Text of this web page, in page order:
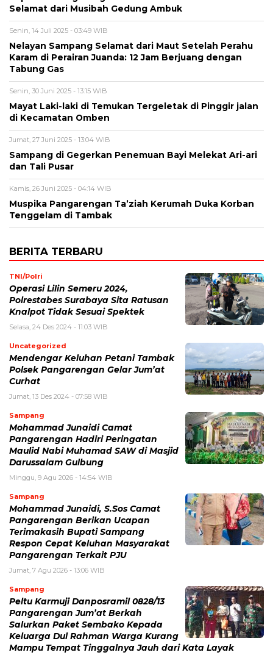
Selamat dari Musibah Gedung Ambuk
Senin, 14 Juli 2025 - 03:49 WIB
Nelayan Sampang Selamat dari Maut Setelah Perahu
Karam di Perairan Juanda: 12 Jam Berjuang dengan
Tabung Gas
Senin, 30 Juni 2025 - 13:15 WIB
Mayat Laki-laki di Temukan Tergeletak di Pinggir jalan
di Kecamatan Omben
Jumat, 27 Juni 2025 - 13:04 WIB
Sampang di Gegerkan Penemuan Bayi Melekat Ari-ari
dan Tali Pusar
Kamis, 26 Juni 2025 - 04:14 WIB
Muspika Pangarengan Ta’ziah Kerumah Duka Korban
Tenggelam di Tambak
BERITA TERBARU
TNI/Polri
Operasi Lilin Semeru 2024,
Polrestabes Surabaya Sita Ratusan
Knalpot Tidak Sesuai Spektek
Selasa, 24 Des 2024 - 11:03 WIB
Uncategorized
Mendengar Keluhan Petani Tambak
Polsek Pangarengan Gelar Jum’at
Curhat
Jumat, 13 Des 2024 - 07:58 WIB
Sampang
Mohammad Junaidi Camat
Pangarengan Hadiri Peringatan
Maulid Nabi Muhamad SAW di Masjid
Darussalam Gulbung
Minggu, 9 Agu 2026 - 14:54 WIB
Sampang
Mohammad Junaidi, S.Sos Camat
Pangarengan Berikan Ucapan
Terimakasih Bupati Sampang
Respon Cepat Keluhan Masyarakat
Pangarengan Terkait PJU
Jumat, 7 Agu 2026 - 13:06 WIB
Sampang
Peltu Karmuji Danposramil 0828/13
Pangarengan Jum’at Berkah
Salurkan Paket Sembako Kepada
Keluarga Dul Rahman Warga Kurang
Mampu Tempat Tinggalnya Jauh dari Kata Layak